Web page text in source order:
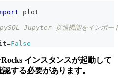
plot
Jupyter 拡張機能をインポー
=False
インスタンスが起動して
する必要があります。